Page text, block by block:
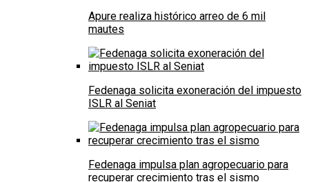
Apure realiza histórico arreo de 6 mil
mautes
Fedenaga solicita exoneración del impuesto
ISLR al Seniat
Fedenaga impulsa plan agropecuario para
recuperar crecimiento tras el sismo